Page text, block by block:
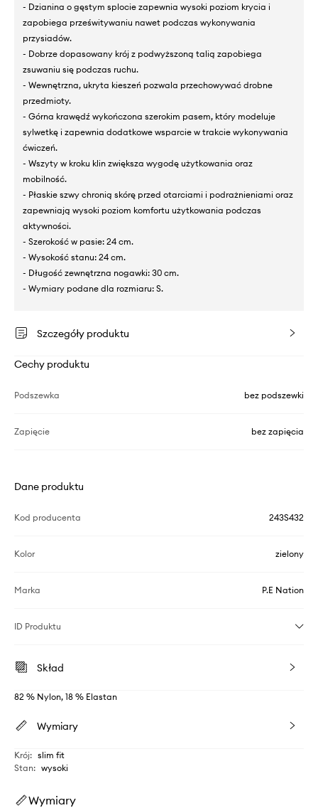
- Dzianina o gęstym splocie zapewnia wysoki poziom krycia i
zapobiega prześwitywaniu nawet podczas wykonywania
przysiadów.
- Dobrze dopasowany krój z podwyższoną talią zapobiega
zsuwaniu się podczas ruchu.
- Wewnętrzna, ukryta kieszeń pozwala przechowywać drobne
przedmioty.
- Górna krawędź wykończona szerokim pasem, który modeluje
sylwetkę i zapewnia dodatkowe wsparcie w trakcie wykonywania
ćwiczeń.
- Wszyty w kroku klin zwiększa wygodę użytkowania oraz
mobilność.
- Płaskie szwy chronią skórę przed otarciami i podrażnieniami oraz
zapewniają wysoki poziom komfortu użytkowania podczas
aktywności.
- Szerokość w pasie: 24 cm.
- Wysokość stanu: 24 cm.
- Długość zewnętrzna nogawki: 30 cm.
- Wymiary podane dla rozmiaru: S.
Szczegóły produktu
Cechy produktu
Podszewka bez podszewki
Zapięcie bez zapięcia
Dane produktu
Kod producenta 243S432
Kolor zielony
Marka P.E Nation
ID Produktu
Skład
82 % Nylon, 18 % Elastan
Wymiary
Krój: slim fit
Stan: wysoki
Wymiary